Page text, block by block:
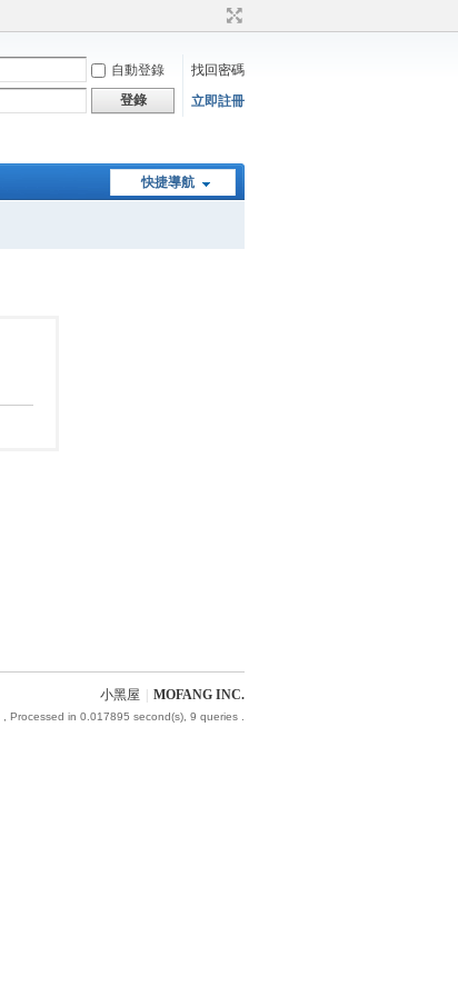
自動登錄
找回密碼
登錄 立即註冊
快捷導航
小黑屋 MOFANG INC.
, Processed in 0.017895 second(s), 9 queries .